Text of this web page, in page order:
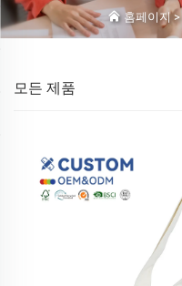
홈페이지>
모든 제품